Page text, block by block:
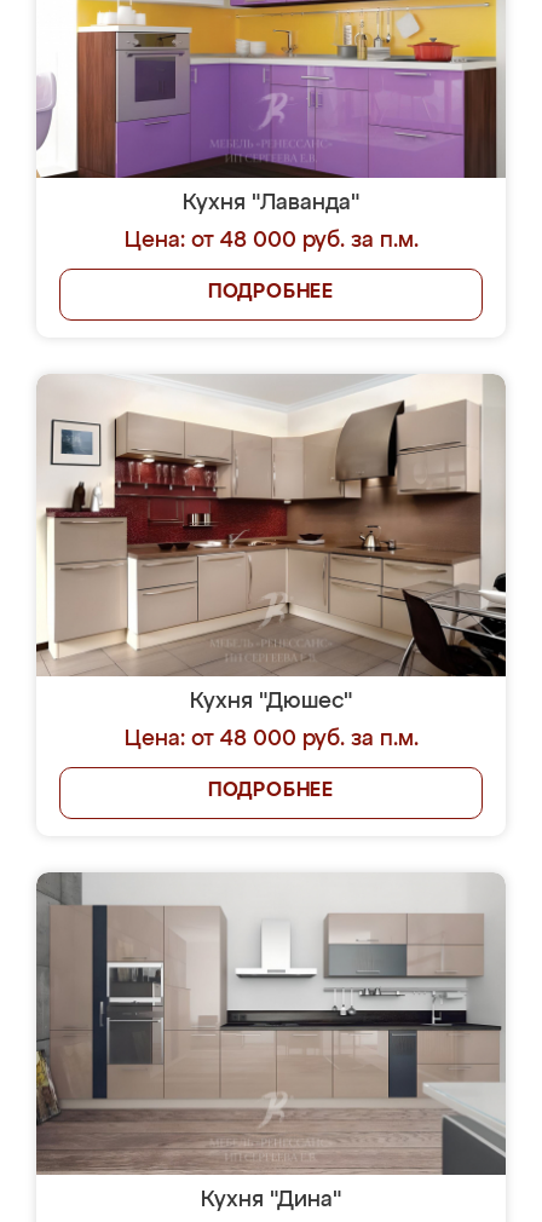
Кухня "Лаванда"
Цена: от 48 000 руб. за п.м.
ПОДРОБНЕЕ
Кухня "Дюшес"
Цена: от 48 000 руб. за п.м.
ПОДРОБНЕЕ
Кухня "Дина"